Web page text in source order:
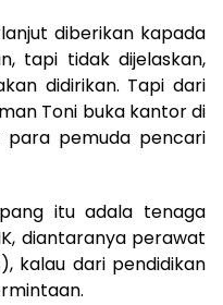
diberikan kapada
tapi tidak dijelaskan,
didirikan. Tapi dari
Toni buka kantor di
para pemuda pencari
itu adala tenaga
diantaranya perawat
kalau dari pendidikan